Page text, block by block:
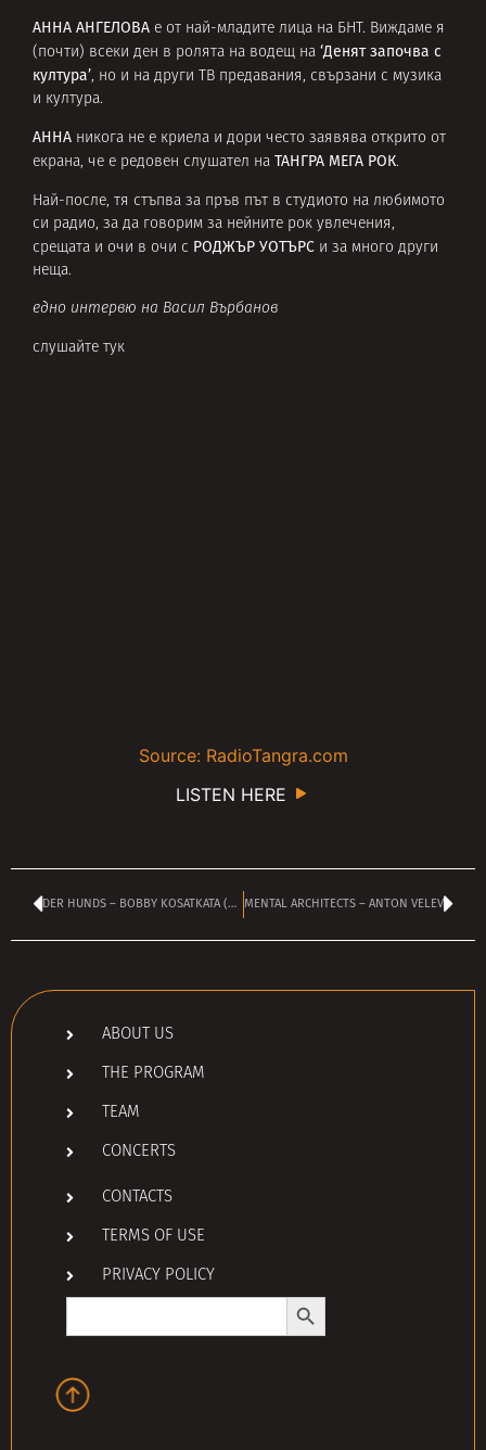
АННА АНГЕЛОВА е от най-младите лица на БНТ. Виждаме я
(почти) всеки ден в ролята на водещ на ‘Денят започва с
култура’, но и на други ТВ предавания, свързани с музика
и култура.
АННА никога не е криела и дори често заявява открито от
екрана, че е редовен слушател на ТАНГРА МЕГА РОК.
Най-после, тя стъпва за пръв път в студиото на любимото
си радио, за да говорим за нейните рок увлечения,
срещата и очи в очи с РОДЖЪР УОТЪРС и за много други
неща.
едно интервю на Васил Върбанов
слушайте тук
Source: RadioTangra.com
LISTEN HERE
DER HUNDS – BOBBY KOSATKATA (vocals) MENTAL ARCHITECTS – ANTON VELEV
ABOUT US
THE PROGRAM
TEAM
CONCERTS
CONTACTS
TERMS OF USE
PRIVACY POLICY
Search
Search Button